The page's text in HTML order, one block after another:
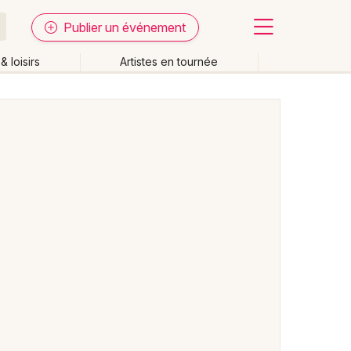
Publier un événement
loisirs Artistes en tournée